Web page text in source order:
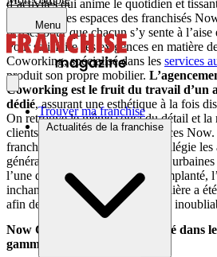
Menu
Trouver ma franchise
Actualités de la franchise
d’activités qui anime le quotidien et
membres. Les espaces des franchisés
pensés pour que chacun s’y sente à
Pour satisfaire ses exigences en matière
Coworking, spécialisé dans les services
produit son propre mobilier.
Coworking est le fruit du travail d’un
dédié, assurant une esthétique à la fois
On retrouve le même souci du détail et la
clients dans l’ensemble des espaces
franchises Now Coworking privilégie les
généralement au cœur des zones
l’une des 18 villes où Now est implanté,
inchangée. Une attention particulière a
afin de composer une expérience
Now Coworking : un acteur clé dans
gamme